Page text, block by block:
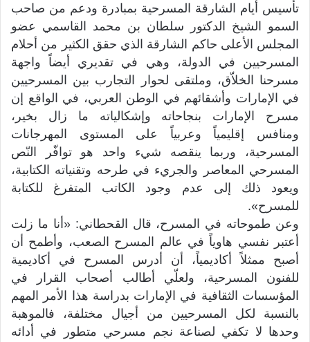
تأسيس أيام الشارقة المسرحية بمبادرة ودعم من صاحب
السمو الشيخ الدكتور سلطان بن محمد القاسمي عضو
المجلس الأعلى حاكم الشارقة الذي حقق الكثير من أحلام
المسرحيين في الدولة، وهي في تقديري أيضاً واجهة
مسرحنا الخلاّق، وملتقى لحوار التجارب بين المسرحيين
في الإمارات وأشقائهم في الوطن العربي، في الواقع إن
مسرح الإمارات بنجاحاته وإشكالياته ما زال بخير،
ومنافس إقليمياً وعربياً على المستوى المهرجانات
المسرحية، وربما ينقصه شيء واحد هو توافّر النّص
المسرحي المعاصر والجريء في طرحه وتقنياته الكتابية،
ويعود ذلك إلى عدم وجود الكاتب المتفرغ للكتابة
للمسرح».‬
‫وعن طموحاته في المسرح، قال القحطاني: «أنا ما زلت
أعتبر نفسي هاوياً في عالم المسرح الصعب، وأطمح أن
أصبح ممثلاً أكاديمياً، أن أدرس المسرح في أكاديمية
للفنون المسرحية، ولعلّي أطالب أصحاب القرار في
المؤسسات الثقافية في الإمارات بدراسة هذا الأمر المهم
بالنسبة لكل المسرحيين من أجيال مختلفة، فالموهبة
وحدها لا تكفي لصناعة نجم مسرحي متطور في أدائه